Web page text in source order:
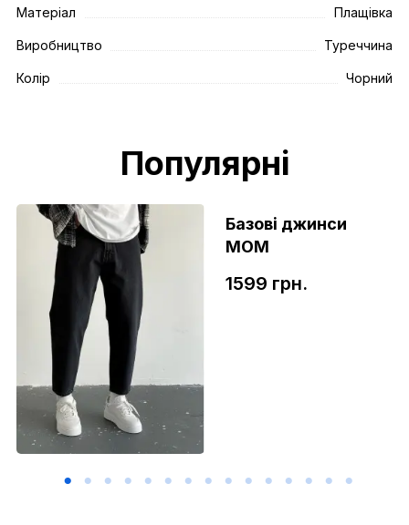
Матеріал Плащівка
Виробництво Туреччина
Колір Чорний
Популярні
Базові джинси
МОМ
1599 грн.